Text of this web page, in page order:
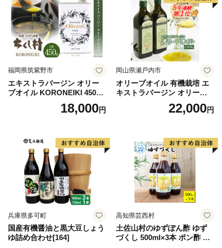
福岡県筑紫野市
エキストラバージン オリー
ブオイル KORONEIKI 450g
[筑前たなか油屋 福岡県 筑紫
野市 21760403] 油 食用油 オ
18,000円
岡山県瀬戸内市
オリーブオイル 有機栽培 エ
キストラバージン オリーブ
オイル シングル 2本 セット
オーガニック 調味料 油 オリ
22,000円
兵庫県多可町
国産有機醤油と黒大豆しょう
ゆ詰め合わせ[164]
高知県芸西村
土佐山村のゆずぽん酢 ゆず
づくし 500ml×3本 ポン酢 ポ